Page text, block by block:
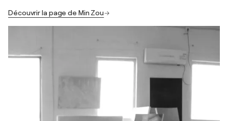
Découvrir la page de Min Zou